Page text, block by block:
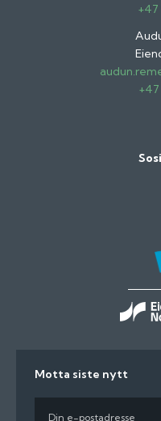
+47
Motta siste nytt